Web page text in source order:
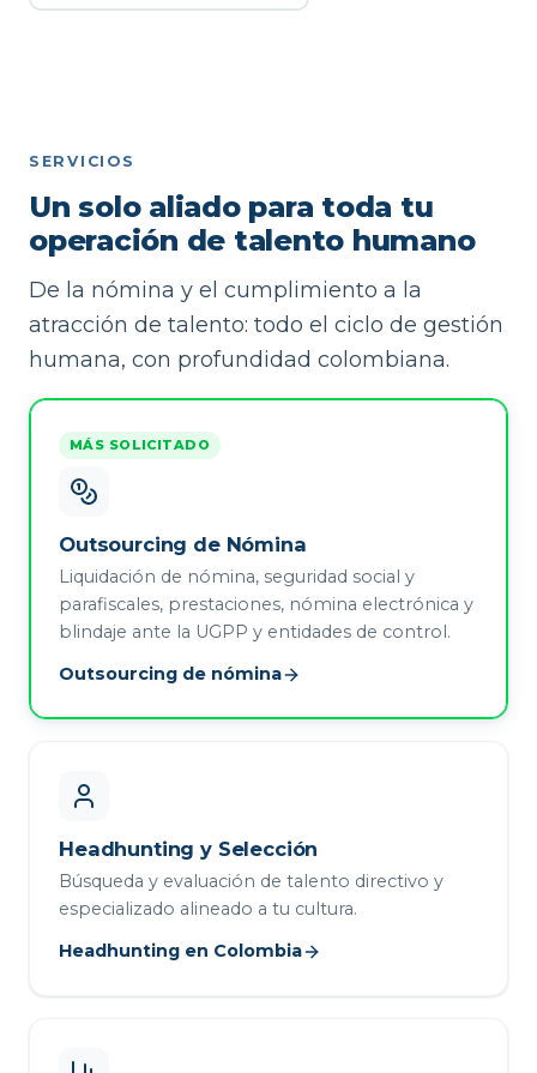
SERVICIOS
Un solo aliado para toda tu
operación de talento humano
De la nómina y el cumplimiento a la
atracción de talento: todo el ciclo de gestión
humana, con profundidad colombiana.
MÁS SOLICITADO
Outsourcing de Nómina
Liquidación de nómina, seguridad social y
parafiscales, prestaciones, nómina electrónica y
blindaje ante la UGPP y entidades de control.
Outsourcing de nómina
Headhunting y Selección
Búsqueda y evaluación de talento directivo y
especializado alineado a tu cultura.
Headhunting en Colombia